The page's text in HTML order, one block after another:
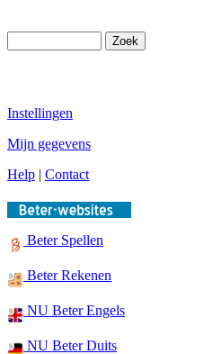
Instellingen
Mijn gegevens
Help | Contact
Beter Spellen
Beter Rekenen
NU Beter Engels
NU Beter Duits